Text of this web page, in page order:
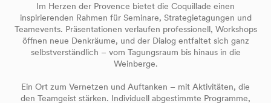
Im Herzen der Provence bietet die Coquillade einen
inspirierenden Rahmen für Seminare, Strategietagungen und
Teamevents. Präsentationen verlaufen professionell, Workshops
öffnen neue Denkräume, und der Dialog entfaltet sich ganz
selbstverständlich – vom Tagungsraum bis hinaus in die
Weinberge.
Ein Ort zum Vernetzen und Auftanken – mit Aktivitäten, die
den Teamgeist stärken. Individuell abgestimmte Programme,